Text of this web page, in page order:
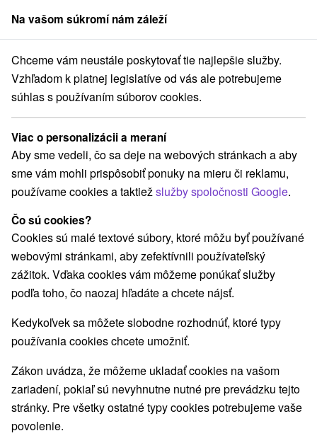
člen skupinySorger
Slovensko Bratislavský kraj Modra Rozhľadňa Veľká homoľa
Rozhľadňa Veľká homoľa
Navigovať do miesta
Google recenzie
900 01 ModraGPS:
N +48° 21' 51.58''
E +17° 15' 36.61''
Na vašom súkromí nám záleží
Chceme vám neustále poskytovať tie najlepšie služby.
Vzhľadom k platnej legislatíve od vás ale potrebujeme
súhlas s používaním súborov cookies.
Viac o personalizácii a meraní
Aby sme vedeli, čo sa deje na webových stránkach a aby
sme vám mohli prispôsobiť ponuky na mieru či reklamu,
používame cookies a taktiežslužby spoločnosti Google.
Čo sú cookies?
Cookies sú malé textové súbory, ktoré môžu byť používané
webovými stránkami, aby zefektívnili používateľský
zážitok. Vďaka cookies vám môžeme ponúkať služby
podľa toho, čo naozaj hľadáte a chcete nájsť.
Kedykoľvek sa môžete slobodne rozhodnúť, ktoré typy
používania cookies chcete umožniť.
Zákon uvádza, že môžeme ukladať cookies na vašom
zariadení, pokiaľ sú nevyhnutne nutné pre prevádzku tejto
stránky. Pre všetky ostatné typy cookies potrebujeme vaše
povolenie.